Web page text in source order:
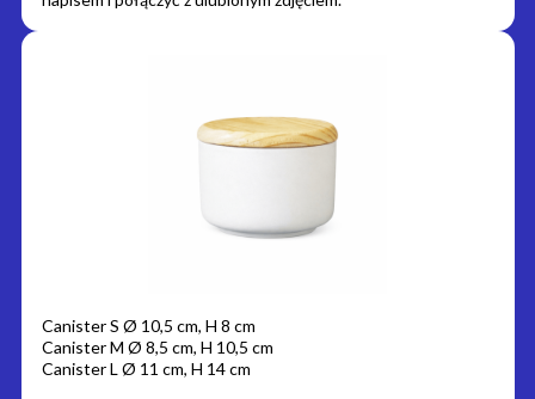
Canister S Ø 10,5 cm, H 8 cm
Canister M Ø 8,5 cm, H 10,5 cm
Canister L Ø 11 cm, H 14 cm